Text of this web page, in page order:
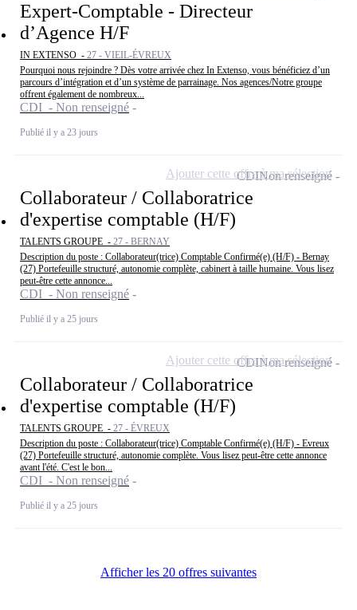
Expert-Comptable - Directeur
d’Agence H/F
IN EXTENSO - 27 - VIEIL-ÉVREUX
Pourquoi nous rejoindre ? Dès votre arrivée chez In Extenso, vous bénéficiez d’un
parcours d’intégration et d’un système de parrainage. Nos agences/Notre groupe
offrent également de nombreux...
CDI - Non renseigné
Publié il y a 23 jours
Collaborateur / Collaboratrice
d'expertise comptable (H/F)
TALENTS GROUPE - 27 - BERNAY
Description du poste : Collaborateur(trice) Comptable Confirmé(e) (H/F) - Bernay
(27) Portefeuille structuré, autonomie complète, cabinert à taille humaine. Vous lisez
peut-être cette annonce...
CDI - Non renseigné
Publié il y a 25 jours
CDINon renseigné
Ajouter cette offre à ma sélection
Collaborateur / Collaboratrice
d'expertise comptable (H/F)
TALENTS GROUPE - 27 - ÉVREUX
Description du poste : Collaborateur(trice) Comptable Confirmé(e) (H/F) - Evreux
(27) Portefeuille structuré, autonomie complète. Vous lisez peut-être cette annonce
avant l'été. C'est le bon...
CDI - Non renseigné
Publié il y a 25 jours
CDINon renseigné
Ajouter cette offre à ma sélection
Afficher les 20 offres suivantes